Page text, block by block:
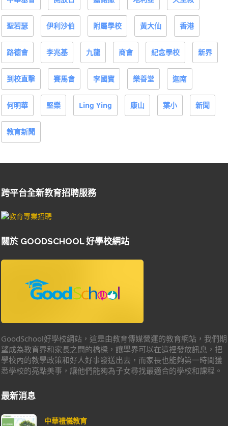
聖若瑟 伊利沙伯 附屬學校 黃大仙 香港
路德會 李兆基 九龍 商會 紀念學校 新界
到校直擊 賽馬會 李國寶 樂善堂 迦南
何明華 堅樂 Ling Ying 康山 葉小 新聞
教育新聞
跨平台全新教育招聘服務
關於 GOODSCHOOL 好學校網站
GoodSchool好學校網站，這是由教育傳媒營運的教育網站，我們期
望成為教育界和家長之間的橋樑，讓學界可以在這裡發放訊息，把
學校內的教學政策和好人好事發送出去，而家長也能夠第一時間獲
悉學校的亮點美事，讓他們能夠為子女尋找最適合的學校和課程。
最新消息
中華禮儀教育